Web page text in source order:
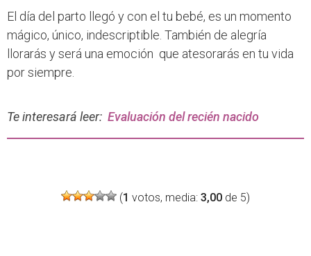
El día del parto llegó y con el tu bebé, es un momento
mágico, único, indescriptible. También de alegría
llorarás y será una emoción que atesorarás en tu vida
por siempre.
Te interesará leer: Evaluación del recién nacido
(1 votos, media: 3,00 de 5)